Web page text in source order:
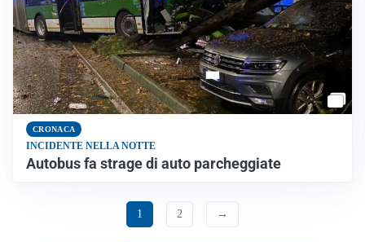
CRONACA
INCIDENTE NELLA NOTTE
Autobus fa strage di auto parcheggiate
1 2 →